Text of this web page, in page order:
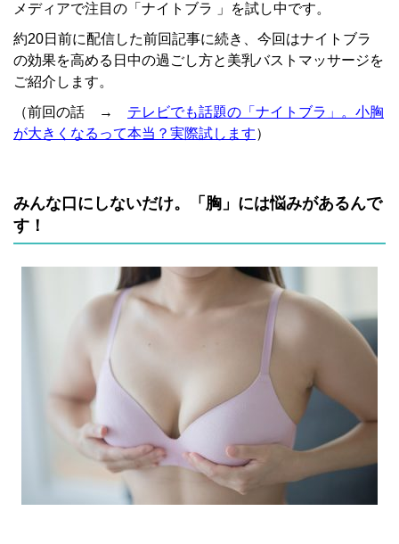
メディアで注目の「ナイトブラ 」を試し中です。
約20日前に配信した前回記事に続き、今回はナイトブラ
の効果を高める日中の過ごし方と美乳バストマッサージを
ご紹介します。
（前回の話 → テレビでも話題の「ナイトブラ」。小胸
が大きくなるって本当？実際試します）
みんな口にしないだけ。「胸」には悩みがあるんで
す！